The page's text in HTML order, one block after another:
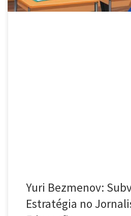
Yuri Bezmenov:
Estratégia no